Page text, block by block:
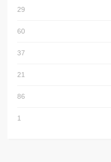
29
60
37
21
86
1